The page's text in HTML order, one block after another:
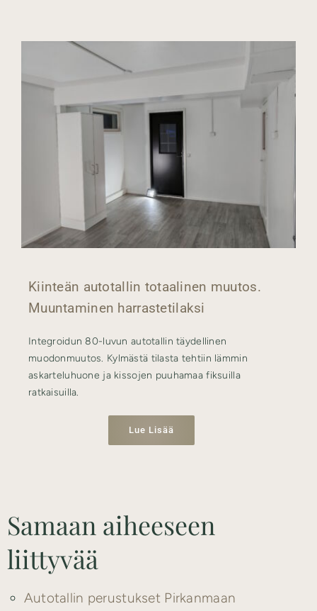
Kiinteän autotallin totaalinen muutos.
Muuntaminen harrastetilaksi
Integroidun 80-luvun autotallin täydellinen
muodonmuutos. Kylmästä tilasta tehtiin lämmin
askarteluhuone ja kissojen puuhamaa fiksuilla
ratkaisuilla.
Lue Lisää
Samaan aiheeseen
liittyvää
Autotallin perustukset Pirkanmaan